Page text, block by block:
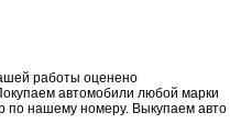
работы оценено
автомобили любой марки
по нашему номеру. Выкупаем авто